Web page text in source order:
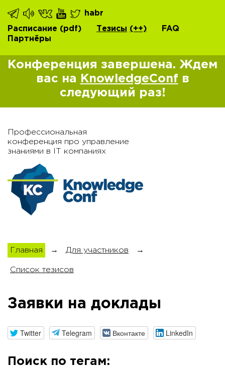
habr
Расписание (pdf) Тезисы (++)
FAQ
Партнёры
Конференция завершена. Ждем
вас на
KnowledgeConf в
следующий раз!
Профессиональная
конференция про управление
знаниями в IT компаниях
Главная → Для участников →
Список тезисов
Заявки на доклады
Twitter Telegram Вконтакте LinkedIn
Поиск по тегам: